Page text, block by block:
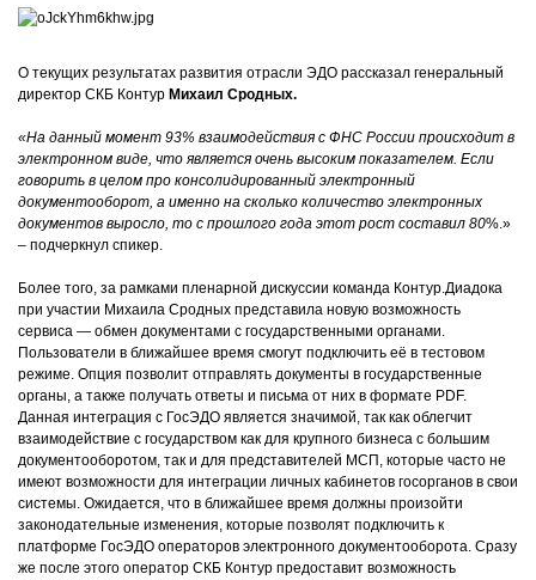
О текущих результатах развития отрасли ЭДО рассказал генеральный
директор СКБ Контур Михаил Сродных.
«На данный момент 93% взаимодействия с ФНС России происходит в
электронном виде, что является очень высоким показателем. Если
говорить в целом про консолидированный электронный
документооборот, а именно на сколько количество электронных
документов выросло, то с прошлого года этот рост составил 80%.»
– подчеркнул спикер.
Более того, за рамками пленарной дискуссии команда Контур.Диадока
при участии Михаила Сродных представила новую возможность
сервиса — обмен документами с государственными органами.
Пользователи в ближайшее время смогут подключить её в тестовом
режиме. Опция позволит отправлять документы в государственные
органы, а также получать ответы и письма от них в формате PDF.
Данная интеграция с ГосЭДО является значимой, так как облегчит
взаимодействие с государством как для крупного бизнеса с большим
документооборотом, так и для представителей МСП, которые часто не
имеют возможности для интеграции личных кабинетов госорганов в свои
системы. Ожидается, что в ближайшее время должны произойти
законодательные изменения, которые позволят подключить к
платформе ГосЭДО операторов электронного документооборота. Сразу
же после этого оператор СКБ Контур предоставит возможность